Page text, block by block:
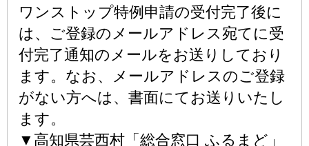
ワンストップ特例申請の受付完了後に
は、ご登録のメールアドレス宛てに受
付完了通知のメールをお送りしており
ます。なお、メールアドレスのご登録
がない方へは、書面にてお送りいたし
ます。
▼高知県芸西村「総合窓口 ふるまど」